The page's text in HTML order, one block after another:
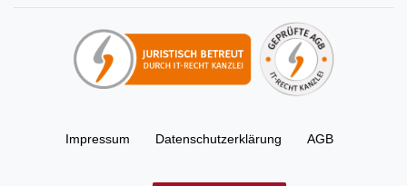
Impressum Daten­schutz­erklärung AGB